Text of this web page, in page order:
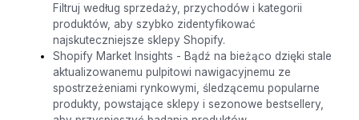
Filtruj według sprzedaży, przychodów i kategorii
produktów, aby szybko zidentyfikować
najskuteczniejsze sklepy Shopify.
Shopify Market Insights - Bądź na bieżąco dzięki stale
aktualizowanemu pulpitowi nawigacyjnemu ze
spostrzeżeniami rynkowymi, śledzącemu popularne
produkty, powstające sklepy i sezonowe bestsellery,